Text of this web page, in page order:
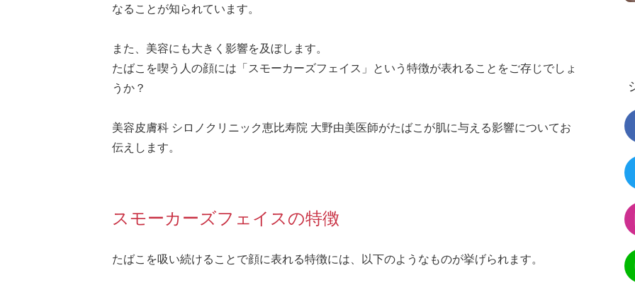
なることが知られています。
また、美容にも大きく影響を及ぼします。
たばこを喫う人の顔には「スモーカーズフェイス」という特徴が表れることをご存じでしょ
うか？
美容皮膚科 シロノクリニック恵比寿院 大野由美医師がたばこが肌に与える影響についてお
伝えします。
スモーカーズフェイスの特徴
たばこを吸い続けることで顔に表れる特徴には、以下のようなものが挙げられます。